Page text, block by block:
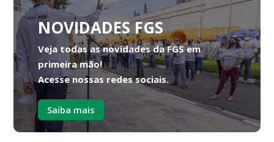
NOVIDADES FGS
Veja todas as novidades da FGS em
primeira mão!
Acesse nossas redes sociais.
Saiba mais